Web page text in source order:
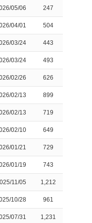
05/06 247
04/01 504
03/24 443
03/24 493
02/26 626
02/13 899
02/13 719
02/10 649
01/21 729
01/19 743
11/05 1,212
10/28 961
07/31 1,231